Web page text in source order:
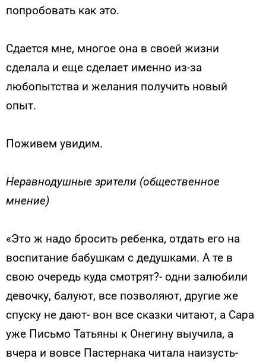
попробовать как это.
Сдается мне, многое она в своей жизни
сделала и еще сделает именно из-за
любопытства и желания получить новый
опыт.
Поживем увидим.
Неравнодушные зрители (общественное
мнение)
«Это ж надо бросить ребенка, отдать его на
воспитание бабушкам с дедушками. А те в
свою очередь куда смотрят?- одни залюбили
девочку, балуют, все позволяют, другие же
спуску не дают- вон все сказки читают, а Сара
уже Письмо Татьяны к Онегину выучила, а
вчера и вовсе Пастернака читала наизусть-